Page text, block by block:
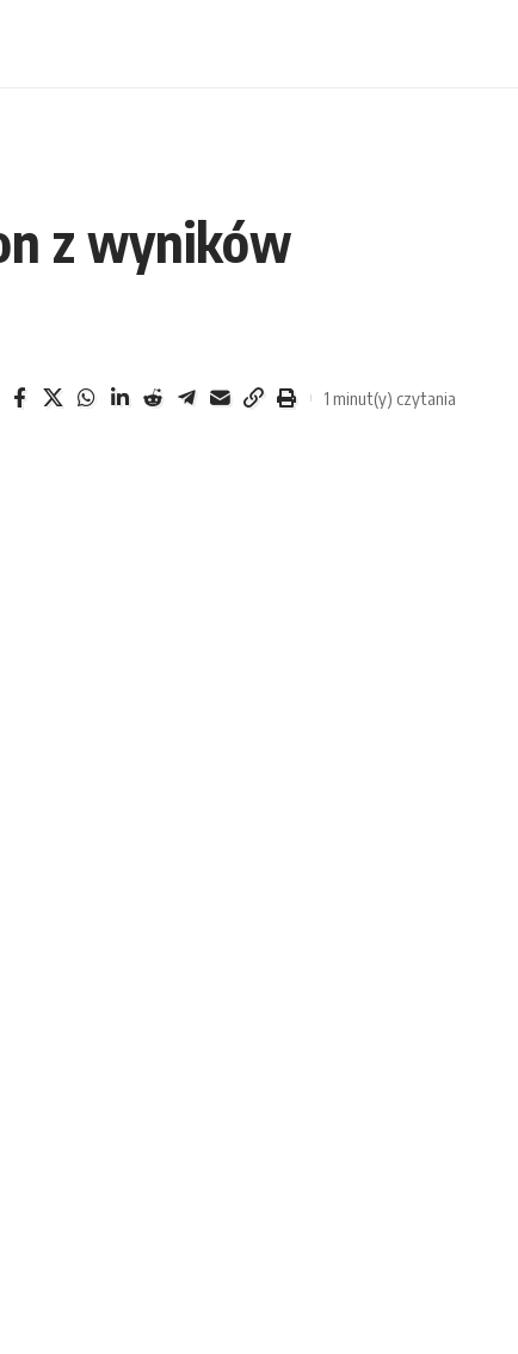
z wyników
1 minut(y) czytania